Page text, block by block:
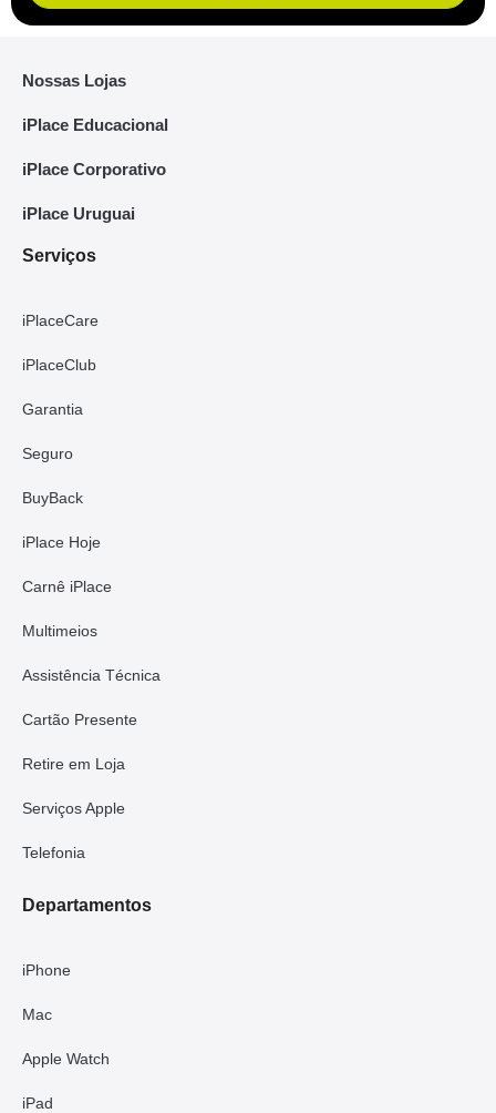
Nossas Lojas
iPlace Educacional
iPlace Corporativo
iPlace Uruguai
Serviços
iPlaceCare
iPlaceClub
Garantia
Seguro
BuyBack
iPlace Hoje
Carnê iPlace
Multimeios
Assistência Técnica
Cartão Presente
Retire em Loja
Serviços Apple
Telefonia
Departamentos
iPhone
Mac
Apple Watch
iPad